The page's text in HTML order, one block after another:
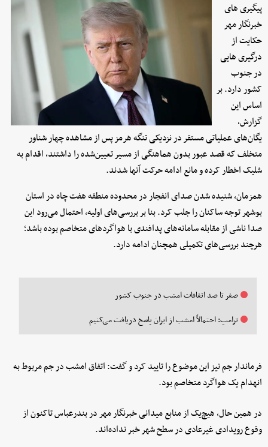
پیگیری های
خبرنگار مهر
حکایت از
درگیری هایی
در جنوب
کشور دارد. بر
اساس این
گزارش،
یگان‌های عملیاتی مستقر در نزدیکی تنگه هرمز پس از مشاهده چهار شناور
متخلف که قصد عبور بدون هماهنگی از مسیر تعیین‌شده را داشتند، اقدام به
شلیک اخطار کرده و مانع ادامه حرکت آنها شدند.
همزمان، شنیده شدن صدای انفجار در محدوده منطقه هفت چاه در استان
بوشهر توجه ساکنان را جلب کرد. بنا بر بررسی‌های اولیه، احتمال می‌رود این
صدا ناشی از مقابله سامانه‌های پدافندی با هواگردهای متخاصم بوده باشد؛
هرچند بررسی‌های تکمیلی همچنان ادامه دارد.
صفر تا صد اتفاقات امشب در جنوب کشور
ترامپ: احتمالاً امشب از ایران پاسخ دریافت می‌کنیم
فرماندار جم نیز این موضوع را تایید کرد و گفت: اتفاق امشب در جم مربوط به
انهدام یک هواگرد متخاصم بود.
در همین حال، هیچ‌یک از منابع میدانی خبرنگار مهر در بندرعباس تاکنون از
وقوع رویدادی غیرعادی در سطح شهر خبر نداده‌اند.